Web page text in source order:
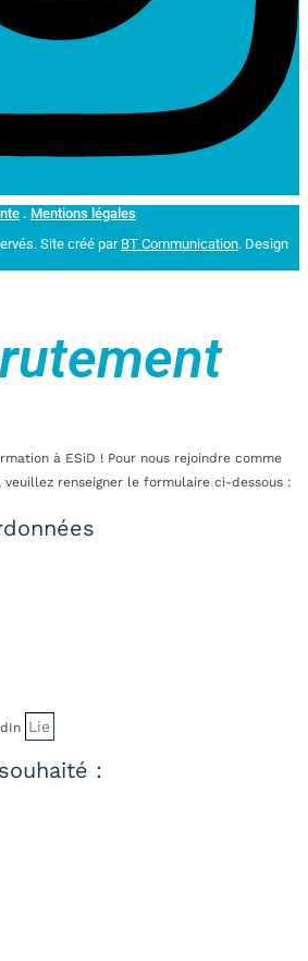
. Mentions légales
Site créé par BT Communication. Design
à ESiD ! Pour nous rejoindre comme
renseigner le formulaire ci-dessous :
: